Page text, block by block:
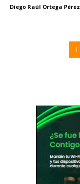
Diego Raúl Ortega Pérez
1